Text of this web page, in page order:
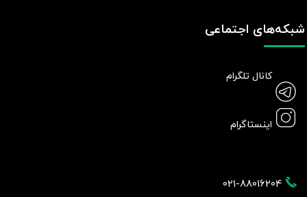
021-88016204
شبکه‌های اجتماعی
کانال تلگرام
اینستاگرام